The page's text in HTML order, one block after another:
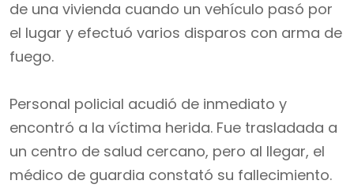
de una vivienda cuando un vehículo pasó por
el lugar y efectuó varios disparos con arma de
fuego.
Personal policial acudió de inmediato y
encontró a la víctima herida. Fue trasladada a
un centro de salud cercano, pero al llegar, el
médico de guardia constató su fallecimiento.